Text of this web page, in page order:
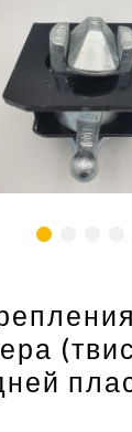
отопление и
и тросы